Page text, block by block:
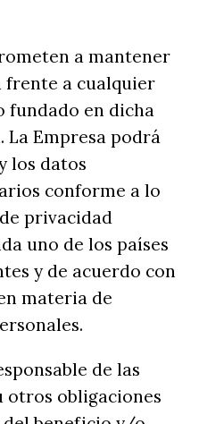
a mantener
frente a cualquier
fundado en dicha
Empresa podrá
los datos
conforme a lo
privacidad
uno de los países
y de acuerdo con
materia de
de las
otros obligaciones